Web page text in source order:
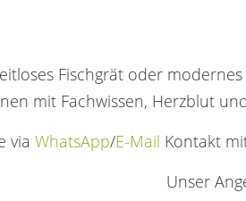
Fischgrät oder
mit Fachwissen, Herzblut
via WhatsApp/E-Mail Kontakt
Unser